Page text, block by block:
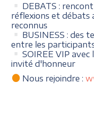
DEBATS :
réflexions et débats
reconnus
BUSINESS : des
entre les
SOIREE VIP avec
invité d'honneur
Nous rejoindre :